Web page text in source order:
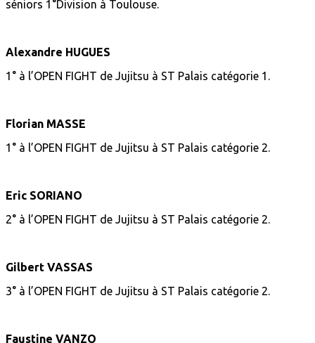
séniors 1°Division à Toulouse.
Alexandre HUGUES
1° à l’OPEN FIGHT de Jujitsu à ST Palais catégorie 1.
Florian MASSE
1° à l’OPEN FIGHT de Jujitsu à ST Palais catégorie 2.
Eric SORIANO
2° à l’OPEN FIGHT de Jujitsu à ST Palais catégorie 2.
Gilbert VASSAS
3° à l’OPEN FIGHT de Jujitsu à ST Palais catégorie 2.
Faustine VANZO